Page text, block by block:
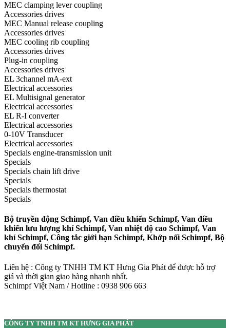
MEC clamping lever coupling
Accessories drives
MEC Manual release coupling
Accessories drives
MEC cooling rib coupling
Accessories drives
Plug-in coupling
Accessories drives
EL 3channel mA-ext
Electrical accessories
EL Multisignal generator
Electrical accessories
EL R-I converter
Electrical accessories
0-10V Transducer
Electrical accessories
Specials engine-transmission unit
Specials
Specials chain lift drive
Specials
Specials thermostat
Specials
Bộ truyền động Schimpf, Van điều khiển Schimpf, Van điều
khiển lưu lượng khí Schimpf, Van nhiệt độ cao Schimpf, Van
khí Schimpf, Công tắc giới hạn Schimpf, Khớp nối Schimpf, Bộ
chuyển đổi Schimpf.
Liên hệ : Công ty TNHH TM KT Hưng Gia Phát để được hỗ trợ
giá và thời gian giao hàng nhanh nhất.
Schimpf Việt Nam / Hotline : 0938 906 663
CÔNG TY TNHH TM KT HƯNG GIA PHÁT